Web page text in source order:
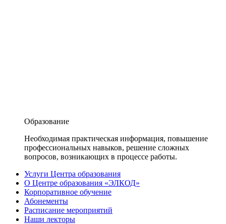
Образование
Необходимая практическая информация, повышение
профессиональных навыков, решение сложных
вопросов, возникающих в процессе работы.
Услуги Центра образования
О Центре образования «ЭЛКОД»
Корпоративное обучение
Абонементы
Расписание мероприятий
Наши лекторы